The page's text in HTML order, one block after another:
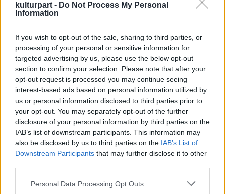
kulturpart - Do Not Process My Personal
Information
If you wish to opt-out of the sale, sharing to third parties, or
processing of your personal or sensitive information for
targeted advertising by us, please use the below opt-out
section to confirm your selection. Please note that after your
opt-out request is processed you may continue seeing
interest-based ads based on personal information utilized by
us or personal information disclosed to third parties prior to
your opt-out. You may separately opt-out of the further
disclosure of your personal information by third parties on the
IAB’s list of downstream participants. This information may
also be disclosed by us to third parties on the IAB’s List of
Downstream Participants that may further disclose it to other
Please note that this website/app uses one or more Google
Personal Data Processing Opt Outs
Ha már ott voltam, elcsíptem Kollár-Klemencz
Lacit is, hogy elmondja, miért szeretnek itt
hely van, mint a Művészetek Völgye, ami
amellett, hogy rengeteg jó és valóban
művészi produkciót kínál, lehetőséget ad az
embernek arra, hogy együtt legyenek. Hogy
közösségi élményben legyen részük.
Az énekes szerint Kapolcs egy jó hely, szereti
a hangulatát, és örült, hogy idén ismét
felkérték őket, hogy játsszanak.
A Kistehén után ismét elmentünk cigarettát
vásárolni, mint legutóbb. Ez csak azért
érdekes, mert az egyik biztonsági őr, miután
megtudta, hova megyünk, a kezembe